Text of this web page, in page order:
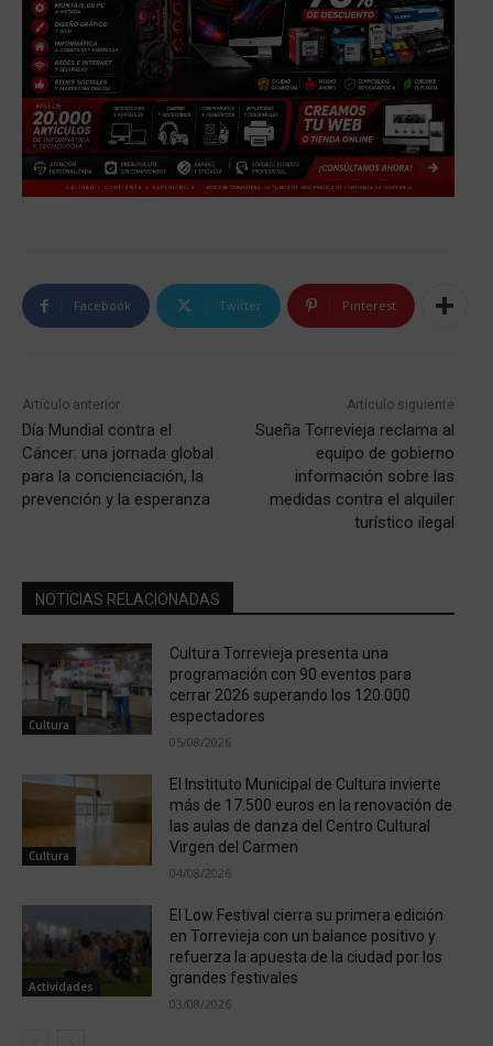
Facebook Twitter Pinterest
Artículo anterior
Día Mundial contra el
Cáncer: una jornada global
para la concienciación, la
prevención y la esperanza
Artículo siguiente
Sueña Torrevieja reclama al
equipo de gobierno
información sobre las
medidas contra el alquiler
turístico ilegal
NOTICIAS RELACIONADAS
Cultura
Cultura Torrevieja presenta una
programación con 90 eventos para
cerrar 2026 superando los 120.000
espectadores
05/08/2026
Cultura
El Instituto Municipal de Cultura invierte
más de 17.500 euros en la renovación de
las aulas de danza del Centro Cultural
Virgen del Carmen
04/08/2026
Actividades
El Low Festival cierra su primera edición
en Torrevieja con un balance positivo y
refuerza la apuesta de la ciudad por los
grandes festivales
03/08/2026